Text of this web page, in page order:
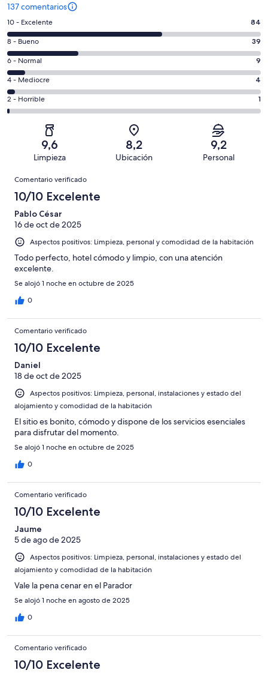
137 comentarios
84
comentarios
de
un
total
de
137
con
puntuación
10 - Excelente 84
39
comentarios
de
un
total
de
puntuación
8 - Bueno 39
9
comentarios
de
un
total
puntuación
Normal
6 - Normal 9
4
comentarios
de
una
puntuación
Mediocre
4 - Mediocre 4
1
comentarios
137
una
puntuación
de
Horrible
2 - Horrible 1
9,6
Limpieza
8,2
Ubicación
9,2
Personal
Comentarios
Comentario verificado
10/10 Excelente
Pablo César
16 de oct de 2025
Aspectos positivos: Limpieza, personal y comodidad de la habitación
Todo perfecto, hotel cómodo y limpio, con una atención
excelente.
Se alojó 1 noche en octubre de 2025
0
Comentario verificado
10/10 Excelente
Daniel
18 de oct de 2025
Aspectos positivos: Limpieza, personal, instalaciones y estado del
alojamiento y comodidad de la habitación
El sitio es bonito, cómodo y dispone de los servicios esenciales
para disfrutar del momento.
Se alojó 1 noche en octubre de 2025
0
Comentario verificado
10/10 Excelente
Jaume
5 de ago de 2025
Aspectos positivos: Limpieza, personal, instalaciones y estado del
alojamiento y comodidad de la habitación
Vale la pena cenar en el Parador
Se alojó 1 noche en agosto de 2025
0
Comentario verificado
10/10 Excelente